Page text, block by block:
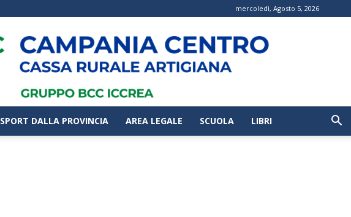
mercoledì, Agosto 5, 2026
SPORT DALLA PROVINCIA AREA LEGALE SCUOLA LIBRI